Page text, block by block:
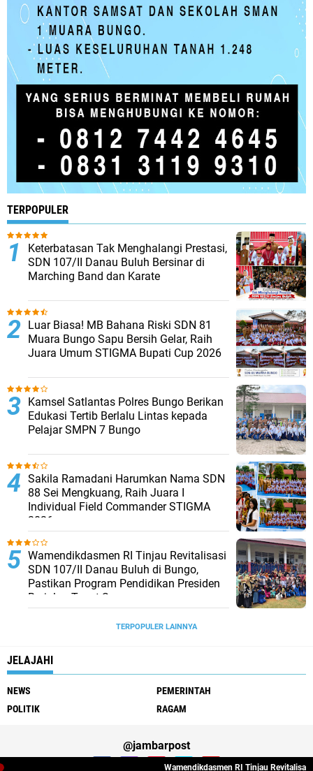
TERPOPULER
Keterbatasan Tak Menghalangi Prestasi,
SDN 107/II Danau Buluh Bersinar di
Marching Band dan Karate
Luar Biasa! MB Bahana Riski SDN 81
Muara Bungo Sapu Bersih Gelar, Raih
Juara Umum STIGMA Bupati Cup 2026
Kamsel Satlantas Polres Bungo Berikan
Edukasi Tertib Berlalu Lintas kepada
Pelajar SMPN 7 Bungo
Sakila Ramadani Harumkan Nama SDN
88 Sei Mengkuang, Raih Juara I
Individual Field Commander STIGMA
2026
Wamendikdasmen RI Tinjau Revitalisasi
SDN 107/II Danau Buluh di Bungo,
Pastikan Program Pendidikan Presiden
Berjalan Tepat Sasaran
TERPOPULER LAINNYA
JELAJAHI
NEWS
PEMERINTAH
POLITIK
RAGAM
@jambarpost
Wamendikdasmen RI Tinjau Revitalisasi SDN